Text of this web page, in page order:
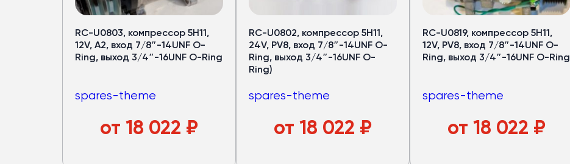
RC-U0803, компрессор 5H11,
12V, A2, вход 7/8″-14UNF O-
Ring, выход 3/4″-16UNF O-Ring
spares-theme
от 18 022 ₽
RC-U0802, компрессор 5H11,
24V, PV8, вход 7/8″-14UNF O-
Ring, выход 3/4″-16UNF O-
Ring)
spares-theme
от 18 022 ₽
RC-U0819, компрессор 5H11,
12V, PV8, вход 7/8″-14UNF O-
Ring, выход 3/4″-16UNF O-Ring
spares-theme
от 18 022 ₽
Медный испаритель и полуторный запас мощности.
Срок службы — от 7 лет
Хладопроизводительность —
32 кВт
(компрессор работает в щадящем режиме)
Верхний корпус из
стекловолокна : лёгкий и устойчив к износу